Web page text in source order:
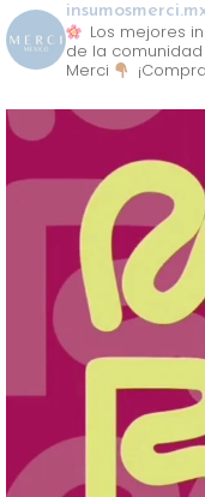
Los mejores
de la
Merci